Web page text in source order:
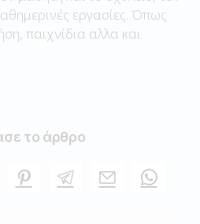
εργασίες. Όπως
παιχνίδια αλλα και
το άρθρο